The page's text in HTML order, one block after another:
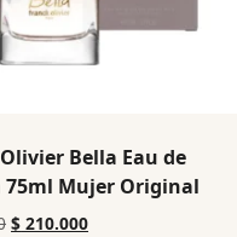
Bella Eau de
75ml Mujer Original
$ 210.000